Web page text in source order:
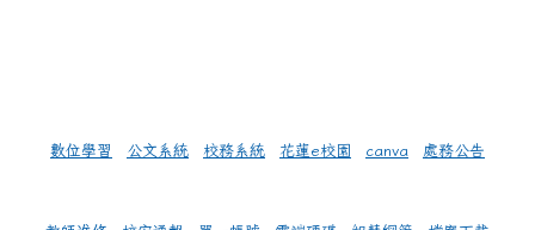
數位學習 公文系統 校務系統 花蓮e校園 canva 處務公告